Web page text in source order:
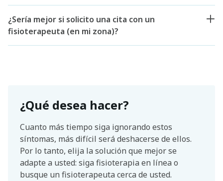
¿Sería mejor si solicito una cita con un
fisioterapeuta (en mi zona)?
¿Qué desea hacer?
Cuanto más tiempo siga ignorando estos
síntomas, más difícil será deshacerse de ellos.
Por lo tanto, elija la solución que mejor se
adapte a usted: siga fisioterapia en línea o
busque un fisioterapeuta cerca de usted.